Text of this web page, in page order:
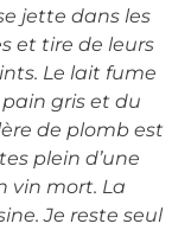
jette dans les
et tire de leurs
Le lait fume
gris et du
de plomb est
plein d’une
vin mort. La
Je reste seul